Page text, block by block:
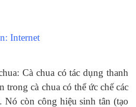
Internet
Cà chua có tác dụng thanh
trong cà chua có thể ức chế các
Nó còn công hiệu sinh tân (tạo